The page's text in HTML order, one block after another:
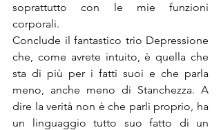
soprattutto con le mie funzioni
corporali.
Conclude il fantastico trio Depressione
che, come avrete intuito, è quella che
sta di più per i fatti suoi e che parla
meno, anche meno di Stanchezza. A
dire la verità non è che parli proprio, ha
un linguaggio tutto suo fatto di un